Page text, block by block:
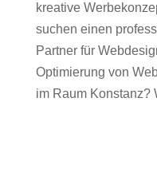
kreative
suchen einen
Partner für
Optimierung von
im Raum Konstanz?